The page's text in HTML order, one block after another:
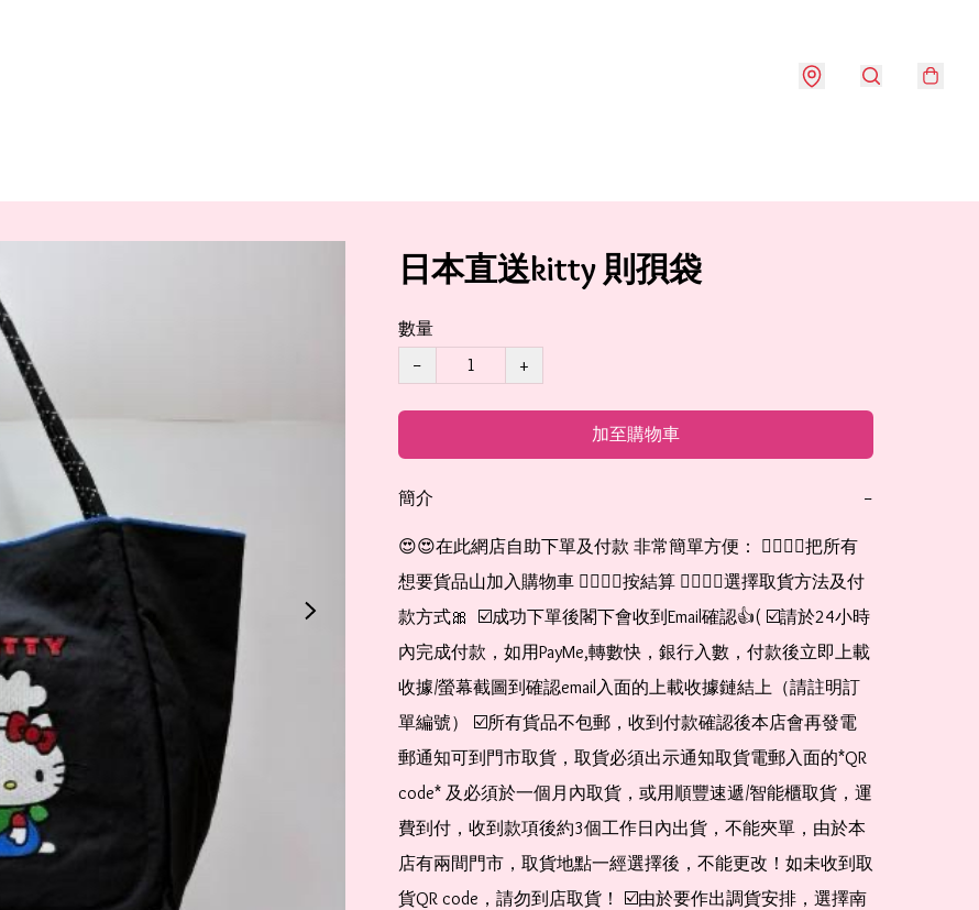
日本直送kitty 則孭袋
數量
−
+
加至購物車
簡介 −
😍😍在此網店自助下單及付款 非常簡單方便： 👉🏻👉🏻把所有
想要貨品山加入購物車 👉🏻👉🏻按結算 👉🏻👉🏻選擇取貨方法及付
款方式🎀  ☑️成功下單後閣下會收到Email確認👍( ☑️請於24小時
內完成付款，如用PayMe,轉數快，銀行入數，付款後立即上載
收據/螢幕截圖到確認email入面的上載收據鏈結上（請註明訂
單編號） ☑️所有貨品不包郵，收到付款確認後本店會再發電
郵通知可到門市取貨，取貨必須出示通知取貨電郵入面的*QR
code* 及必須於一個月內取貨，或用順豐速遞/智能櫃取貨，運
費到付，收到款項後約3個工作日內出貨，不能夾單，由於本
店有兩間門市，取貨地點一經選擇後，不能更改！如未收到取
貨QR code，請勿到店取貨！ ☑️由於要作出調貨安排，選擇南